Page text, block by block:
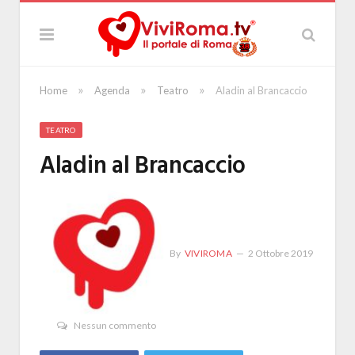
Home » Agenda » Teatro » Aladin al Brancaccio
TEATRO
Aladin al Brancaccio
By VIVIROMA 2 Ottobre 2019
Nessun commento